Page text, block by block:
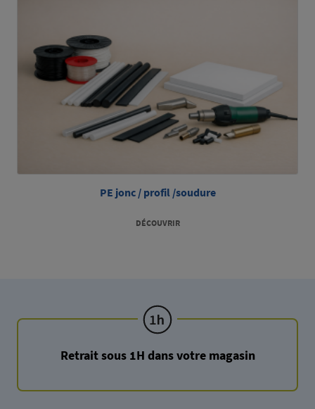
PE jonc / profil /soudure
DÉCOUVRIR
Retrait sous 1H dans votre magasin